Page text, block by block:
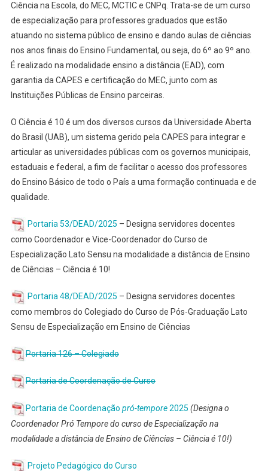
Ciência na Escola, do MEC, MCTIC e CNPq. Trata-se de um curso
de especialização para professores graduados que estão
atuando no sistema público de ensino e dando aulas de ciências
nos anos finais do Ensino Fundamental, ou seja, do 6º ao 9º ano.
É realizado na modalidade ensino a distância (EAD), com
garantia da CAPES e certificação do MEC, junto com as
Instituições Públicas de Ensino parceiras.
O Ciência é 10 é um dos diversos cursos da Universidade Aberta
do Brasil (UAB), um sistema gerido pela CAPES para integrar e
articular as universidades públicas com os governos municipais,
estaduais e federal, a fim de facilitar o acesso dos professores
do Ensino Básico de todo o País a uma formação continuada e de
qualidade.
Portaria 53/DEAD/2025 – Designa servidores docentes
como Coordenador e Vice-Coordenador do Curso de
Especialização Lato Sensu na modalidade a distância de Ensino
de Ciências – Ciência é 10!
Portaria 48/DEAD/2025 – Designa servidores docentes
como membros do Colegiado do Curso de Pós-Graduação Lato
Sensu de Especialização em Ensino de Ciências
Portaria 126 – Colegiado
Portaria de Coordenação de Curso
Portaria de Coordenação pró-tempore2025 (Designa o
Coordenador Pró Tempore do curso de Especialização na
modalidade a distância de Ensino de Ciências – Ciência é 10!)
Projeto Pedagógico do Curso